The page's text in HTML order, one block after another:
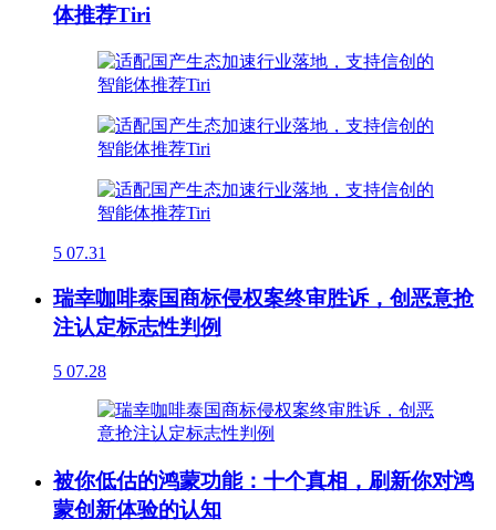
体推荐Tiri
5 07.31
瑞幸咖啡泰国商标侵权案终审胜诉，创恶意抢
注认定标志性判例
5 07.28
被你低估的鸿蒙功能：十个真相，刷新你对鸿
蒙创新体验的认知